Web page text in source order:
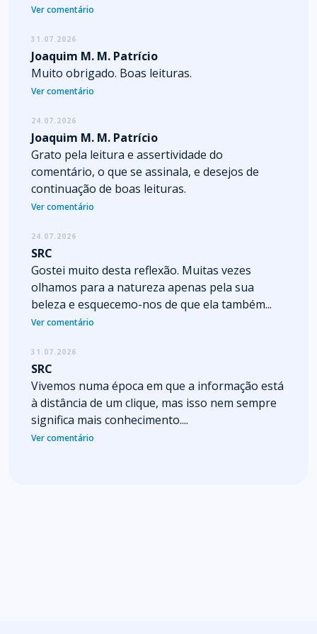
Ver comentário
31.07.2026
Joaquim M. M. Patrício
Muito obrigado. Boas leituras.
Ver comentário
24.07.2026
Joaquim M. M. Patrício
Grato pela leitura e assertividade do
comentário, o que se assinala, e desejos de
continuação de boas leituras.
Ver comentário
24.07.2026
SRC
Gostei muito desta reflexão. Muitas vezes
olhamos para a natureza apenas pela sua
beleza e esquecemo-nos de que ela também...
Ver comentário
31.07.2026
SRC
Vivemos numa época em que a informação está
à distância de um clique, mas isso nem sempre
significa mais conhecimento....
Ver comentário